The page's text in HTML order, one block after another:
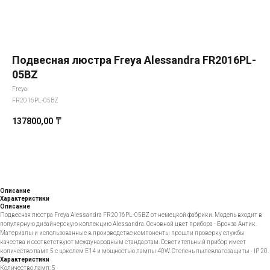
Подвесная люстра Freya Alessandra FR2016PL-
05BZ
Freya
FR2016PL-05BZ
137800,00 ₸
Описание
Характеристики
Описание
Подвесная люстра Freya Alessandra FR2016PL-05BZ от немецкой фабрики. Модель входит в
популярную дизайнерскую коллекцию Alessandra. Основной цвет прибора - Бронза Антик.
Материалы и использованные в производстве компоненты прошли проверку службы
качества и соответствуют международным стандартам. Осветительный прибор имеет
количество ламп 5 с цоколем E14 и мощностью лампы 40W. Степень пылевлагозащиты - IP 20.
Характеристики
Количество ламп: 5